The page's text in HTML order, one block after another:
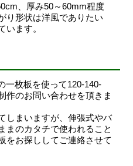
、厚み50～60mm程度
り形状は洋風でありたい
います。
一枚板を使って120-140-
作のお問い合わせを頂きま
しまいますが、伸張式やバ
まのカタチで使われること
をお探ししてご連絡させて